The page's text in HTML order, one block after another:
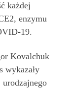
każdej
enzymu
19.
Kovalchuk
wykazały